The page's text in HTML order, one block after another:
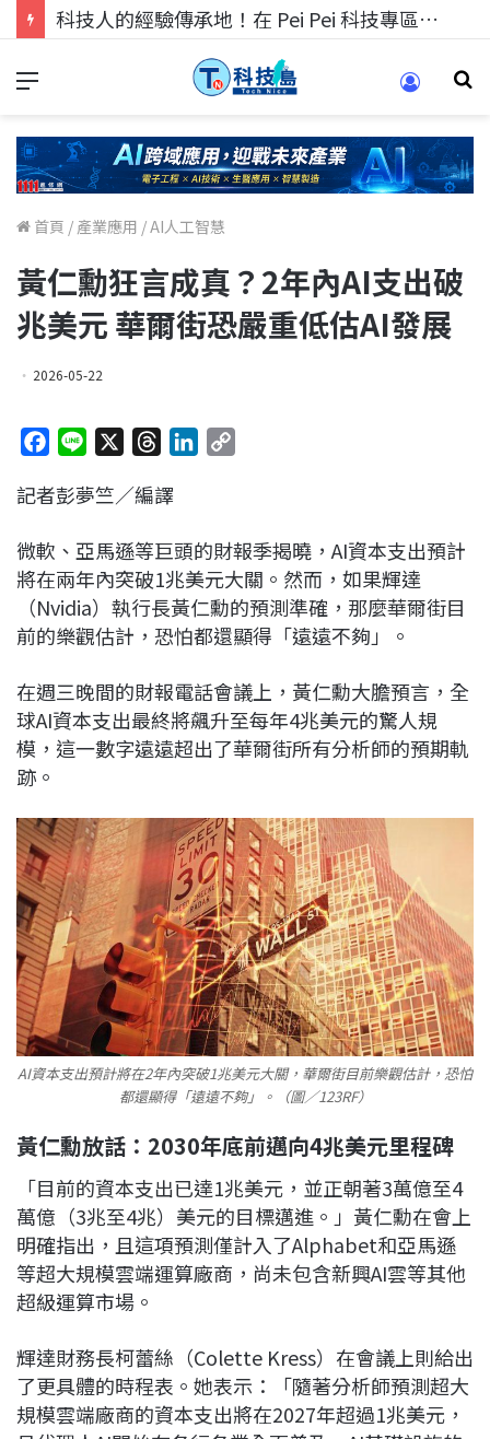
科技人的經驗傳承地！在 Pei Pei 科技專區，與學弟妹交流最硬核的技術
首頁 / 產業應用 /AI人工智慧
黃仁勳狂言成真？2年內AI支出破
兆美元 華爾街恐嚴重低估AI發展
2026-05-22
c
b
o
o
k
n
r
a
d
s
e
d
I
n
L
i
n
k
記者彭夢竺／編譯
微軟、亞馬遜等巨頭的財報季揭曉，AI資本支出預計
將在兩年內突破1兆美元大關。然而，如果輝達
（Nvidia）執行長黃仁勳的預測準確，那麼華爾街目
前的樂觀估計，恐怕都還顯得「遠遠不夠」。
在週三晚間的財報電話會議上，黃仁勳大膽預言，全
球AI資本支出最終將飆升至每年4兆美元的驚人規
模，這一數字遠遠超出了華爾街所有分析師的預期軌
跡。
AI資本支出預計將在2年內突破1兆美元大關，華爾街目前樂觀估計，恐怕
都還顯得「遠遠不夠」。（圖／123RF）
黃仁勳放話：2030年底前邁向4兆美元里程碑
「目前的資本支出已達1兆美元，並正朝著3萬億至4
萬億（3兆至4兆）美元的目標邁進。」黃仁勳在會上
明確指出，且這項預測僅計入了Alphabet和亞馬遜
等超大規模雲端運算廠商，尚未包含新興AI雲等其他
超級運算市場。
輝達財務長柯蕾絲（Colette Kress）在會議上則給出
了更具體的時程表。她表示：「隨著分析師預測超大
規模雲端廠商的資本支出將在2027年超過1兆美元，